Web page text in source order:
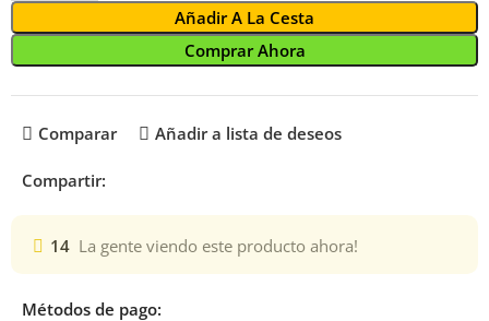
Añadir A La Cesta
Comprar Ahora
Comparar Añadir a lista de deseos
Compartir:
14 La gente viendo este producto ahora!
Métodos de pago: